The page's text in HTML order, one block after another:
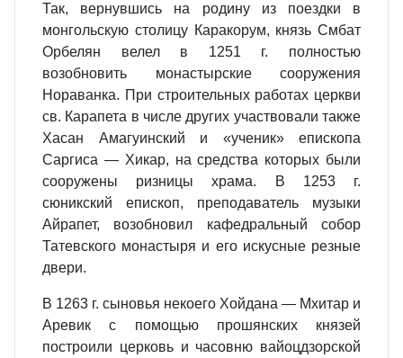
Так, вернувшись на родину из поездки в
монгольскую столицу Каракорум, князь Смбат
Орбелян велел в 1251 г. полностью
возобновить монастырские сооружения
Нораванка. При строительных работах церкви
св. Карапета в числе других участвовали также
Хасан Амагуинский и «ученик» епископа
Саргиса — Хикар, на средства которых были
сооружены ризницы храма. В 1253 г.
сюникский епископ, преподаватель музыки
Айрапет, возобновил кафедральный собор
Татевского монастыря и его искусные резные
двери.
В 1263 г. сыновья некоего Хойдана — Мхитар и
Аревик с помощью прошянских князей
построили церковь и часовню вайоцдзорской